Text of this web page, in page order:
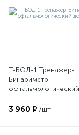
Т-БОД-1 Тренажер-
Бинариметр
офтальмологический
3 960 ₽ /шт